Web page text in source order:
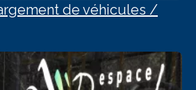
de véhicules /